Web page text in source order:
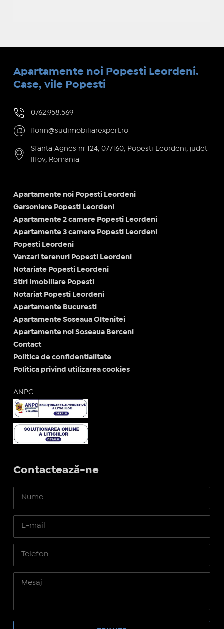
Apartamente noi Popesti Leordeni.
Case, vile Popesti
0762.958.569
florin@sudimobiliarexpert.ro
Sfanta Agnes nr 124, 077160, Popesti Leordeni, judet
Ilfov, Romania
Apartamente noi Popesti Leordeni
Garsoniere Popesti Leordeni
Apartamente 2 camere Popesti Leordeni
Apartamente 3 camere Popesti Leordeni
Popesti Leordeni
Vanzari terenuri Popesti Leordeni
Notariate Popesti Leordeni
Stiri Imobiliare Popesti
Notariat Popesti Leordeni
Apartamente Bucuresti
Apartamente Soseaua Oltenitei
Apartamente noi Soseaua Berceni
Contact
Politica de confidentialitate
Politica privind utilizarea cookies
ANPC
Contactează-ne